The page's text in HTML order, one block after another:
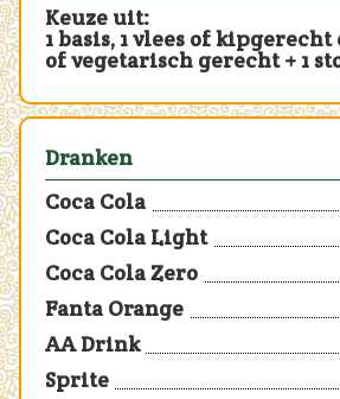
Keuze uit:
1 basis, 1 vlees of kipgerecht
of vegetarisch gerecht + 1
Dranken
Coca Cola
Coca Cola Light
Coca Cola Zero
Fanta Orange
AA Drink
Sprite